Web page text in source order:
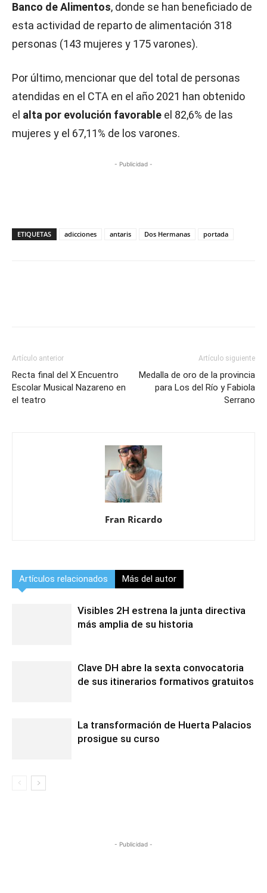
Banco de Alimentos, donde se han beneficiado de
esta actividad de reparto de alimentación 318
personas (143 mujeres y 175 varones).
Por último, mencionar que del total de personas
atendidas en el CTA en el año 2021 han obtenido
el alta por evolución favorable el 82,6% de las
mujeres y el 67,11% de los varones.
- Publicidad -
ETIQUETAS adicciones antaris Dos Hermanas portada
Artículo anterior
Recta final del X Encuentro
Escolar Musical Nazareno en
el teatro
Artículo siguiente
Medalla de oro de la provincia
para Los del Río y Fabiola
Serrano
Fran Ricardo
Artículos relacionados Más del autor
Visibles 2H estrena la junta directiva
más amplia de su historia
Clave DH abre la sexta convocatoria
de sus itinerarios formativos gratuitos
La transformación de Huerta Palacios
prosigue su curso
- Publicidad -